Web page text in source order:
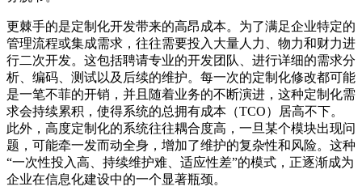
更棘手的是定制化开发带来的高昂成本。为了满足企业特定的
管理流程或集成需求，往往需要投入大量人力、物力和财力进
行二次开发。这包括聘请专业的开发团队、进行详细的需求分
析、编码、测试以及后续的维护。每一次的定制化修改都可能
是一笔不菲的开销，并且随着业务的不断演进，这种定制化需
求会持续累积，使得系统的总拥有成本（TCO）居高不下。
此外，高度定制化的系统往往耦合度高，一旦某个模块出现问
题，可能牵一发而动全身，增加了维护的复杂性和风险。这种
“一次性投入高、持续维护难、适应性差”的模式，正逐渐成为
企业在信息化建设中的一个显著瓶颈。